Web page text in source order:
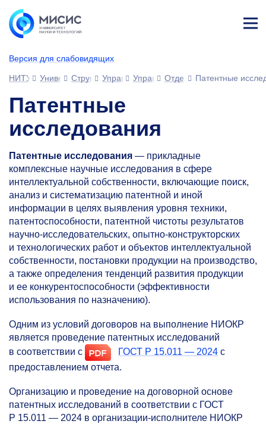
Версия для слабовидящих
ине
НИТУ МИСИСУниверситетСтруктура университета
УправленияУправление науки (УН)
Отдел интеллектуальной
Патентные
Патентные
исследования
Патентные исследования — прикладные
комплексные научные исследования в сфере
интеллектуальной собственности, включающие поиск,
анализ и систематизацию патентной и иной
информации в целях выявления уровня техники,
патентоспособности, патентной чистоты результатов
научно-исследовательских, опытно-конструкторских
и технологических работ и объектов интеллектуальной
собственности, постановки продукции на производство,
а также определения тенденций развития продукции
и ее конкурентоспособности (эффективности
использования по назначению).
Одним из условий договоров на выполнение НИОКР
является проведение патентных исследований
в соответствии c
ГОСТ Р 15.011 — 2024 с
предоставлением отчета.
Организацию и проведение на договорной основе
патентных исследований в соответствии с ГОСТ
Р 15.011 — 2024 в организации-исполнителе НИОКР